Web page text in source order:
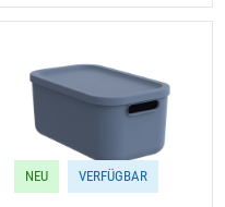
NEU VERFÜGBAR